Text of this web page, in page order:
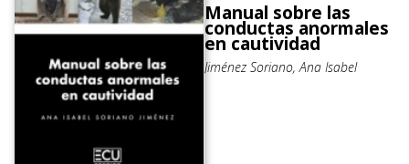
Manual sobre las
conductas anormales
en cautividad
Jiménez Soriano, Ana Isabel